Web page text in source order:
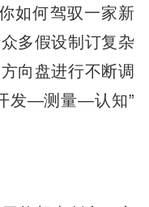
如何驾驭一家新
多假设制订复杂
向盘进行不断调
发—测量—认知”